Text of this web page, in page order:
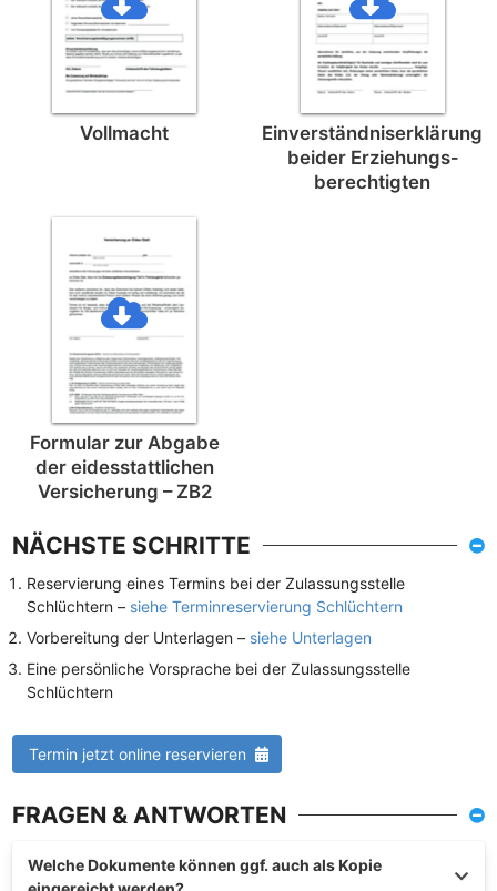
Vollmacht
Einverständnis­erklärung
beider Erziehungs­
berechtigten
Formular zur Abgabe
der eides­stattlichen
Versicherung – ZB2
NÄCHSTE SCHRITTE
Reservierung eines Termins bei der Zulassungsstelle
Schlüchtern – siehe Terminreservierung Schlüchtern
Vorbereitung der Unterlagen – siehe Unterlagen
Eine persönliche Vorsprache bei der Zulassungsstelle
Schlüchtern
Termin jetzt online reservieren
FRAGEN & ANTWORTEN
Welche Dokumente können ggf. auch als Kopie